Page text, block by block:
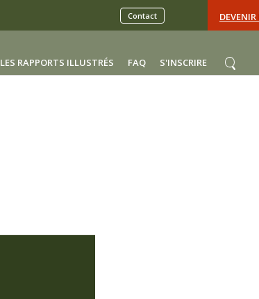
Contact
LES RAPPORTS ILLUSTRÉS FAQ S'INSCRIRE